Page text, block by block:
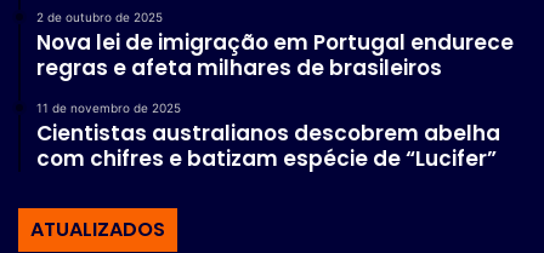
2 de outubro de 2025
Nova lei de imigração em Portugal endurece
regras e afeta milhares de brasileiros
11 de novembro de 2025
Cientistas australianos descobrem abelha
com chifres e batizam espécie de “Lucifer”
ATUALIZADOS